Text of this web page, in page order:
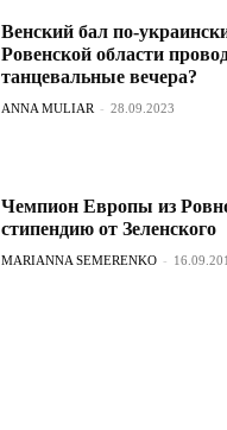
Венский бал по-
Ровенской области
танцевальные вечера?
ANNA MULIAR - 28.09.2023
Чемпион Европы из
стипендию от Зеленского
MARIANNA SEMERENKO -